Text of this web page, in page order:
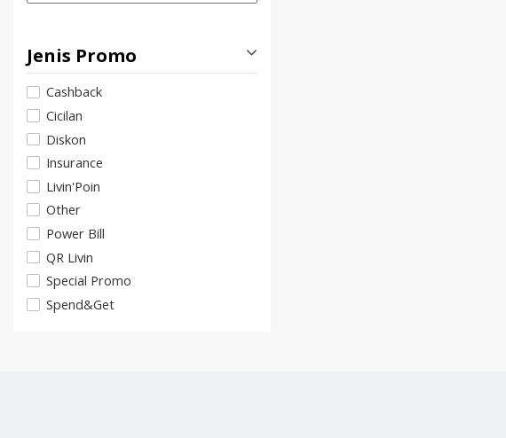
Jenis Promo
Cashback
Cicilan
Diskon
Insurance
Livin'Poin
Other
Power Bill
QR Livin
Special Promo
Spend&Get